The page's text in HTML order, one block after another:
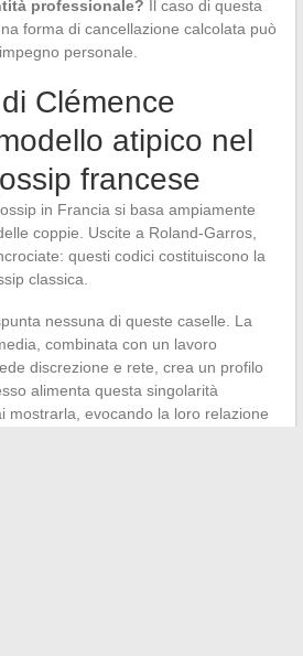
professionale? Il caso di questa
forma di cancellazione calcolata può
personale.
Clémence
atipico nel
francese
in Francia si basa ampiamente
coppie. Uscite a Roland-Garros,
questi codici costituiscono la
classica.
nessuna di queste caselle. La
combinata con un lavoro
discrezione e rete, crea un profilo
alimenta questa singolarità
mostrarla, evocando la loro relazione